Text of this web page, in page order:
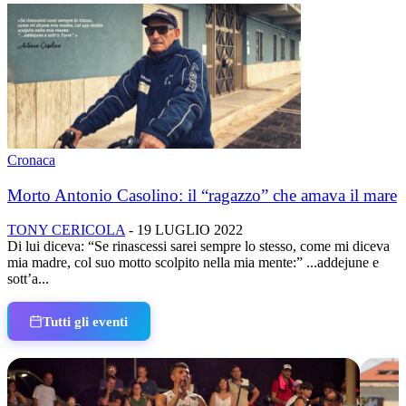
Cronaca
Morto Antonio Casolino: il “ragazzo” che amava il mare
TONY CERICOLA - 19 LUGLIO 2022
Di lui diceva: “Se rinascessi sarei sempre lo stesso, come mi diceva
mia madre, col suo motto scolpito nella mia mente:” ...addejune e
sott’a...
Tutti gli eventi